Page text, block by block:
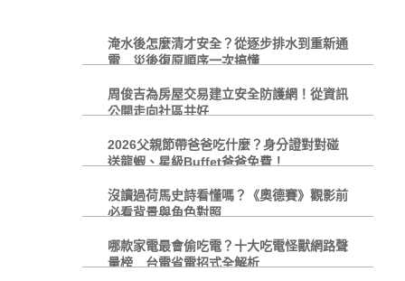
淹水後怎麼清才安全？從逐步排水到重新通
電 災後復原順序一次搞懂
周俊吉為房屋交易建立安全防護網！從資訊
公開走向社區共好
2026父親節帶爸爸吃什麼？身分證對對碰
送龍蝦、星級Buffet爸爸免費！
沒讀過荷馬史詩看懂嗎？《奧德賽》觀影前
必看背景與角色對照
哪款家電最會偷吃電？十大吃電怪獸網路聲
量榜 台電省電招式全解析